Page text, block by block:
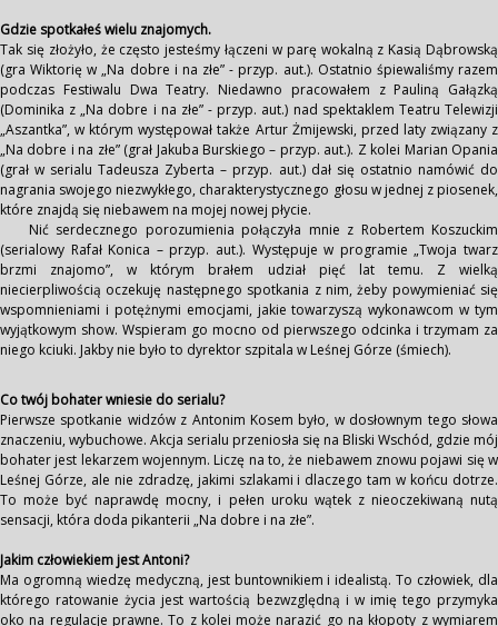
Gdzie spotkałeś wielu znajomych.
Tak się złożyło, że często jesteśmy łączeni w parę wokalną z Kasią Dąbrowską
(gra Wiktorię w „Na dobre i na złe” - przyp. aut.). Ostatnio śpiewaliśmy razem
podczas Festiwalu Dwa Teatry. Niedawno pracowałem z Pauliną Gałązką
(Dominika z „Na dobre i na złe” - przyp. aut.) nad spektaklem Teatru Telewizji
„Aszantka”, w którym występował także Artur Żmijewski, przed laty związany z
„Na dobre i na złe” (grał Jakuba Burskiego – przyp. aut.). Z kolei Marian Opania
(grał w serialu Tadeusza Zyberta – przyp. aut.) dał się ostatnio namówić do
nagrania swojego niezwykłego, charakterystycznego głosu w jednej z piosenek,
które znajdą się niebawem na mojej nowej płycie.
Nić serdecznego porozumienia połączyła mnie z Robertem Koszuckim
(serialowy Rafał Konica – przyp. aut.). Występuje w programie „Twoja twarz
brzmi znajomo”, w którym brałem udział pięć lat temu. Z wielką
niecierpliwością oczekuję następnego spotkania z nim, żeby powymieniać się
wspomnieniami i potężnymi emocjami, jakie towarzyszą wykonawcom w tym
wyjątkowym show. Wspieram go mocno od pierwszego odcinka i trzymam za
niego kciuki. Jakby nie było to dyrektor szpitala w Leśnej Górze (śmiech).
Co twój bohater wniesie do serialu?
Pierwsze spotkanie widzów z Antonim Kosem było, w dosłownym tego słowa
znaczeniu, wybuchowe. Akcja serialu przeniosła się na Bliski Wschód, gdzie mój
bohater jest lekarzem wojennym. Liczę na to, że niebawem znowu pojawi się w
Leśnej Górze, ale nie zdradzę, jakimi szlakami i dlaczego tam w końcu dotrze.
To może być naprawdę mocny, i pełen uroku wątek z nieoczekiwaną nutą
sensacji, która doda pikanterii „Na dobre i na złe”.
Jakim człowiekiem jest Antoni?
Ma ogromną wiedzę medyczną, jest buntownikiem i idealistą. To człowiek, dla
którego ratowanie życia jest wartością bezwzględną i w imię tego przymyka
oko na regulacje prawne. To z kolei może narazić go na kłopoty z wymiarem